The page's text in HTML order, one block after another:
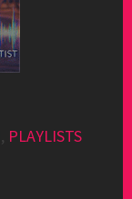
, PLAYLISTS